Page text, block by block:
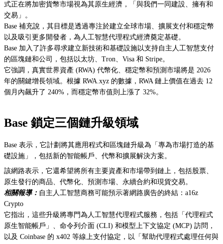
式正在將加密貨幣市場視為其原生經濟，「與我們一同建設、擁有和
交易」。
Base 補充說，其目標是透過專注於建立全球市場、擴展支付和穩定幣
以及吸引更多開發者，為人工智慧代理程式經濟奠定基礎。
Base 加入了許多尋求建立新技術和基礎設施以支持自主人工智慧支付
的區塊鏈和公司，包括以太坊、Tron、Visa 和 Stripe。
它強調，真實世界資產 (RWA) 代幣化、穩定幣和預測市場將是 2026
年的關鍵增長領域。根據 RWA.xyz 的數據，RWA 鏈上價值在過去 12
個月內飆升了 240%，而穩定幣市值則上漲了 32%。
Base 鎖定三個鏈升級領域
Base 表示，它計劃將其應用程式和區塊鏈升級為「專為市場打造的基
礎設施」，包括新的智能帳戶、代幣和擴展解決方案。
該網路表示，它還希望將所有主要資產和市場帶到鏈上，包括股票、
原生發行的商品、代幣化、預測市場、永續合約和現貨交易。
相關報導： 自主人工智慧商務可能預示著網路廣告的終結：a16z
Crypto
它指出，這些升級將專門為人工智慧代理程式服務，包括「代理程式
原生智能帳戶」、命令列介面 (CLI) 和模型上下文協定 (MCP) 訪問，
以及 Coinbase 的 x402 等線上支付協定，以「幫助代理程式處理任何與